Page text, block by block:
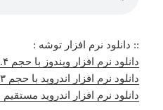
:: دانلود نرم افزار توشه :
دانلود نرم افزار ویندوز با حجم ۲.۴ مگابایت
دانلود نرم افزار اندروید با حجم ۱۳.۳ مگابایت
دانلود نرم افزار اندروید